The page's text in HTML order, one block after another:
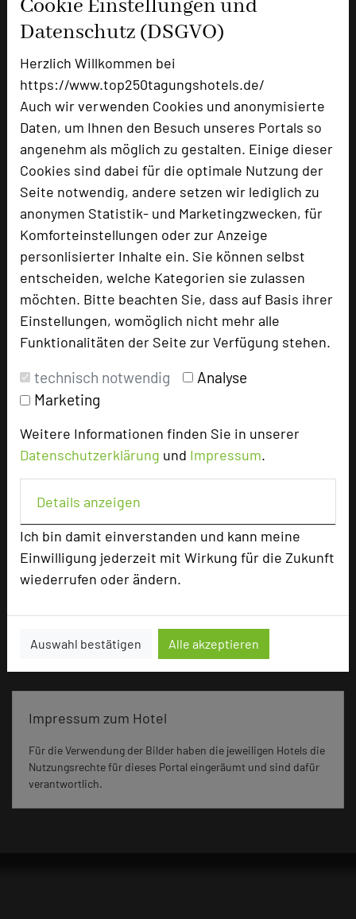
Cookie Einstellungen und
Datenschutz (DSGVO)
Herzlich Willkommen bei
https://www.top250tagungshotels.de/
Auch wir verwenden Cookies und anonymisierte
Daten, um Ihnen den Besuch unseres Portals so
angenehm als möglich zu gestalten. Einige dieser
Cookies sind dabei für die optimale Nutzung der
Seite notwendig, andere setzen wir lediglich zu
anonymen Statistik- und Marketingzwecken, für
Komforteinstellungen oder zur Anzeige
personlisierter Inhalte ein. Sie können selbst
entscheiden, welche Kategorien sie zulassen
möchten. Bitte beachten Sie, dass auf Basis ihrer
Einstellungen, womöglich nicht mehr alle
Funktionalitäten der Seite zur Verfügung stehen.
technisch notwendig
Analyse
Marketing
Weitere Informationen finden Sie in unserer
Datenschutzerklärung und Impressum.
Details anzeigen
Ich bin damit einverstanden und kann meine
Einwilligung jederzeit mit Wirkung für die Zukunft
wiederrufen oder ändern.
Auswahl bestätigen Alle akzeptieren
phone +49 5743 93182-10
zur Tagungsanfrage hinzufügen add_circle
Hotel bewerten
Hoteldaten
Max. Tagungskapazität (Personen)
Parlamentarisch
Reihenbestuhlung
120
Zimmer
Einzelzimmer
Besonders geeignet für
Seminar, Konferenz, Klausur
423 Seiten dieses Hotels wurden in den vergangenen
30 Tagen auf diesem Portal aufgerufen.
Impressum zum Hotel
Für die Verwendung der Bilder haben die jeweiligen Hotels die
Nutzungsrechte für dieses Portal eingeräumt und sind dafür
verantwortlich.